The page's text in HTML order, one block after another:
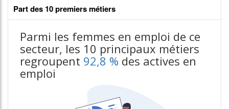
Part des 10 premiers métiers
Parmi les femmes en emploi de ce
secteur, les 10 principaux métiers
regroupent 92,8 % des actives en
emploi